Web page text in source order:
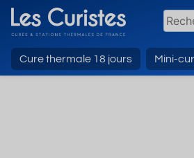
Cure thermale 18 jours Mini-